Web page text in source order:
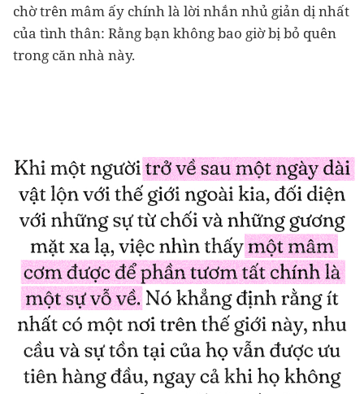
chờ trên mâm ấy chính là lời nhắn nhủ giản dị nhất
của tình thân: Rằng bạn không bao giờ bị bỏ quên
trong căn nhà này.